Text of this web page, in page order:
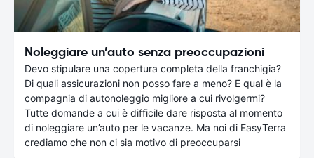
Noleggiare un’auto senza preoccupazioni
Devo stipulare una copertura completa della franchigia?
Di quali assicurazioni non posso fare a meno? E qual è la
compagnia di autonoleggio migliore a cui rivolgermi?
Tutte domande a cui è difficile dare risposta al momento
di noleggiare un’auto per le vacanze. Ma noi di EasyTerra
crediamo che non ci sia motivo di preoccuparsi